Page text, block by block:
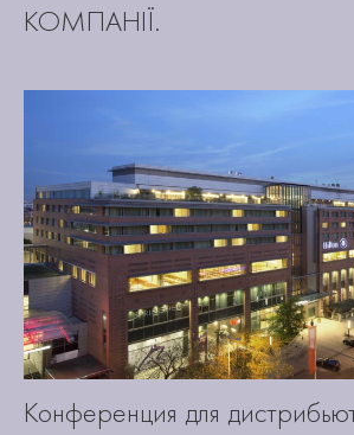
КОМПАНІЇ.
Конференция для